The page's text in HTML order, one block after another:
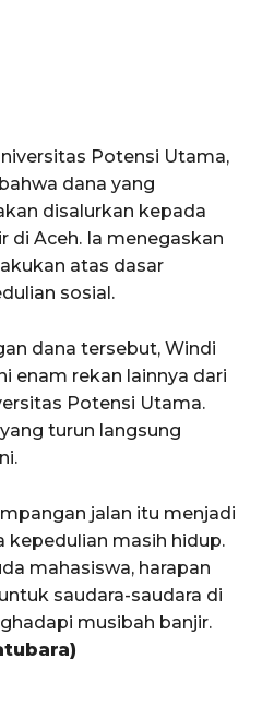
Potensi Utama,
dana yang
disalurkan kepada
di Aceh. Ia menegaskan
atas dasar
sosial.
dana tersebut, Windi
enam rekan lainnya dari
Potensi Utama.
turun langsung
jalan itu menjadi
kepedulian masih hidup.
mahasiswa, harapan
saudara-saudara di
musibah banjir.